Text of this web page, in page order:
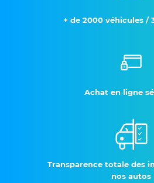
+ de 2000 véhicules /
Achat en ligne
Transparence totale des
nos autos